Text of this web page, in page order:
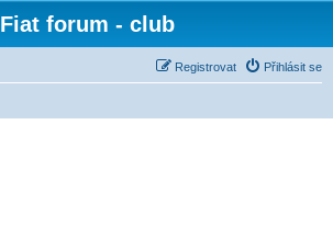
Fiat forum - club
Přihlásit se
Registrovat